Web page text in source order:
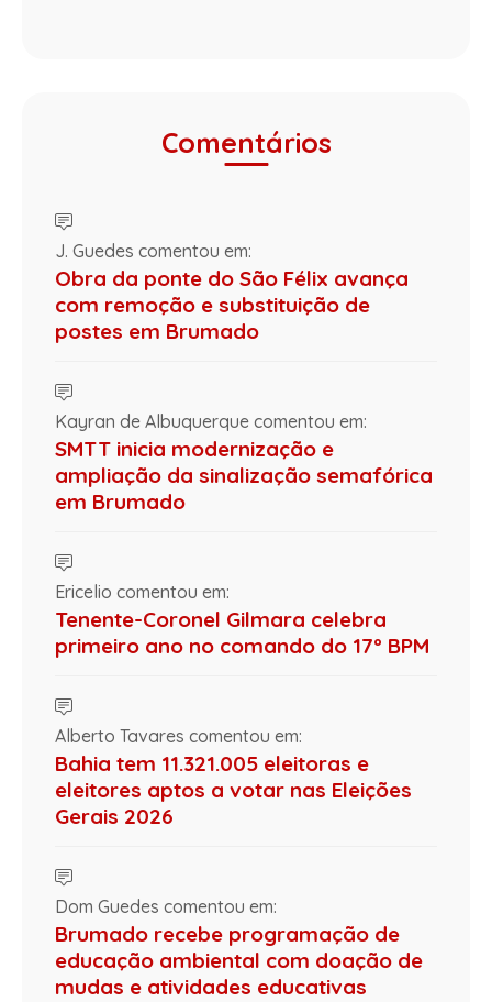
Comentários
J. Guedes comentou em:
Obra da ponte do São Félix avança
com remoção e substituição de
postes em Brumado
Kayran de Albuquerque comentou em:
SMTT inicia modernização e
ampliação da sinalização semafórica
em Brumado
Ericelio comentou em:
Tenente-Coronel Gilmara celebra
primeiro ano no comando do 17º BPM
Alberto Tavares comentou em:
Bahia tem 11.321.005 eleitoras e
eleitores aptos a votar nas Eleições
Gerais 2026
Dom Guedes comentou em:
Brumado recebe programação de
educação ambiental com doação de
mudas e atividades educativas